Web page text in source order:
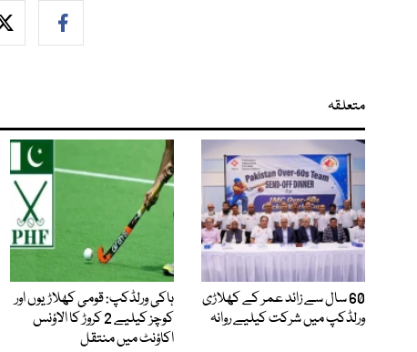
متعلقہ
60 سال سے زائد عمر کے کھلاڑی
ورلڈکپ میں شرکت کیلیے روانہ
ہاکی ورلڈکپ: قومی کھلاڑیوں اور
کوچز کیلیے 2 کروڑ کا الاؤنس
اکاؤنٹ میں منتقل